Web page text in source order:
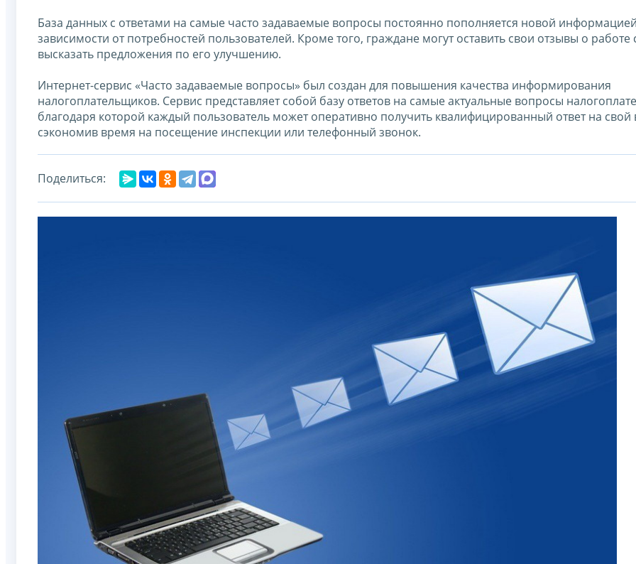
База данных с ответами на самые часто задаваемые вопросы постоянно пополняется новой
зависимости от потребностей пользователей. Кроме того, граждане могут оставить свои отзывы о работе
высказать предложения по его улучшению.
Интернет-сервис «Часто задаваемые вопросы» был создан для повышения качества информирования
налогоплательщиков. Сервис представляет собой базу ответов на самые актуальные вопросы
благодаря которой каждый пользователь может оперативно получить квалифицированный ответ на свой
сэкономив время на посещение инспекции или телефонный звонок.
Поделиться: